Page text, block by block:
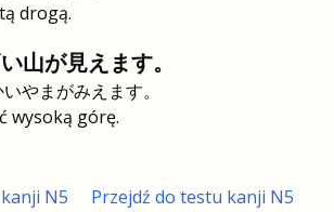
drogą.
山が見えます。
やまがみえます。
wysoką górę.
N5
Przejdź do testu kanji N5